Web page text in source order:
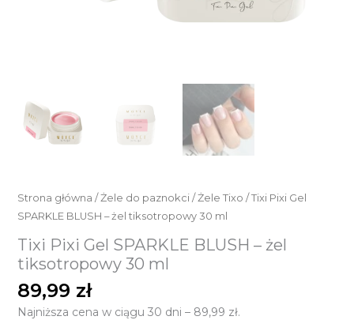
Strona główna / Żele do paznokci/ Żele Tixo / Tixi Pixi Gel
SPARKLE BLUSH – żel tiksotropowy 30 ml
Tixi Pixi Gel SPARKLE BLUSH – żel
tiksotropowy 30 ml
89,99 zł
Najniższa cena w ciągu 30 dni – 89,99 zł.